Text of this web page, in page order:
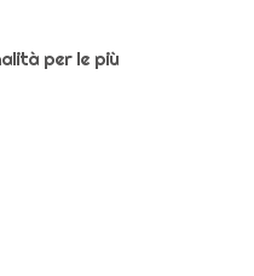
per le più